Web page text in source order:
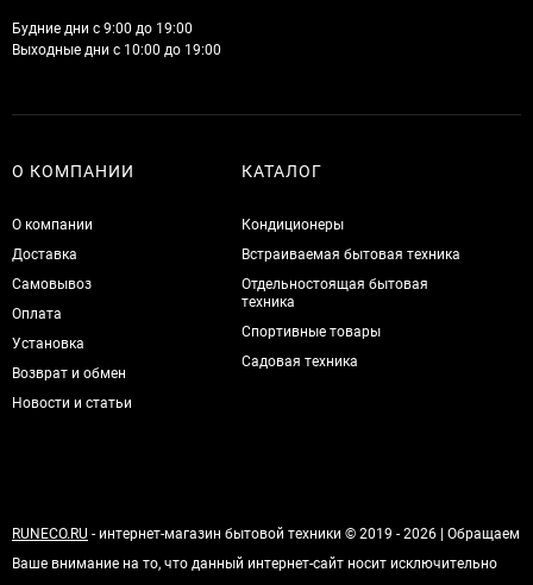
Будние дни с 9:00 до 19:00
Выходные дни с 10:00 до 19:00
О КОМПАНИИ
О компании
Доставка
Самовывоз
Оплата
Установка
Возврат и обмен
Новости и статьи
КАТАЛОГ
Кондиционеры
Встраиваемая бытовая техника
Отдельностоящая бытовая
техника
Спортивные товары
Садовая техника
RUNECO.RU - интернет-магазин бытовой техники © 2019 - 2026 | Обращаем
Ваше внимание на то, что данный интернет-сайт носит исключительно